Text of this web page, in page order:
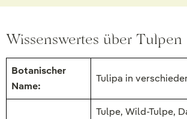
Wissenswertes über Tulpen
Botanischer
Name:
Tulipa in
Tulpe, Wild-Tulpe,